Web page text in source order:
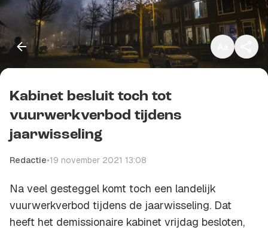
Standaard
Groot
Kabinet besluit toch tot
vuurwerkverbod tijdens
jaarwisseling
Redactie•19 november 2021 13:08
Na veel gesteggel komt toch een landelijk
vuurwerkverbod tijdens de jaarwisseling. Dat
heeft het demissionaire kabinet vrijdag besloten,